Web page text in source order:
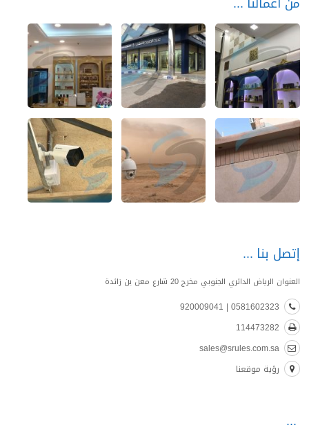
إتصل بنا
العنوان الرياض الدائري الجنوبي مخرج 20 شارع معن بن زائدة
0581602323 | 920009041
114473282
sales@srules.com.sa
رؤية موقعنا